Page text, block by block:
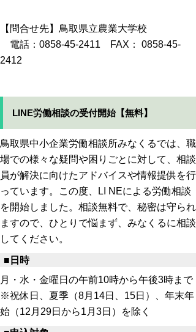
【 問合せ先】 鳥取県立農業大学校
電話：0858-45-2411 FAX： 0858-45-
2412
LINE労働相談の受付開始【無料】
鳥取県中小企業労働相談所みなくるでは、職
場での様々な疑問や困りごとに対して、相談
員が解決に向けたアドバイスや情報提供を行
っています。この度、LI NEによる労働相談
を開始しました。相談無料で、秘密は守られ
ますので、ひとりで悩まず、みなくるに相談
してください。
■日時
月・水・金曜日の午前10時から午後3時まで
※祝休日、夏季（8月14日、15日）、年末年
始（12月29日から1月3日）を除く